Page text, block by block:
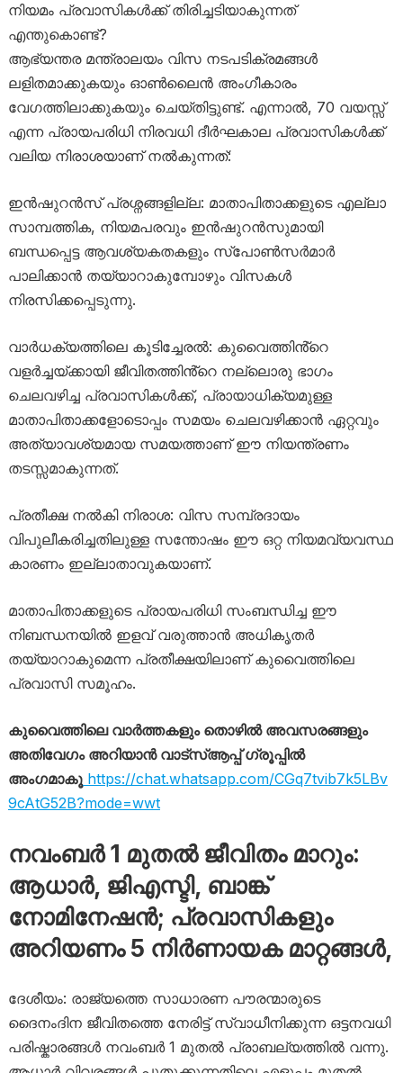
നിയമം പ്രവാസികൾക്ക് തിരിച്ചടിയാകുന്നത്
എന്തുകൊണ്ട്?
ആഭ്യന്തര മന്ത്രാലയം വിസ നടപടിക്രമങ്ങൾ
ലളിതമാക്കുകയും ഓൺലൈൻ അംഗീകാരം
വേഗത്തിലാക്കുകയും ചെയ്തിട്ടുണ്ട്. എന്നാൽ, 70 വയസ്സ്
എന്ന പ്രായപരിധി നിരവധി ദീർഘകാല പ്രവാസികൾക്ക്
വലിയ നിരാശയാണ് നൽകുന്നത്:
ഇൻഷുറൻസ് പ്രശ്നങ്ങളില്ല: മാതാപിതാക്കളുടെ എല്ലാ
സാമ്പത്തിക, നിയമപരവും ഇൻഷുറൻസുമായി
ബന്ധപ്പെട്ട ആവശ്യകതകളും സ്പോൺസർമാർ
പാലിക്കാൻ തയ്യാറാകുമ്പോഴും വിസകൾ
നിരസിക്കപ്പെടുന്നു.
വാർധക്യത്തിലെ കൂടിച്ചേരൽ: കുവൈത്തിൻ്റെ
വളർച്ചയ്ക്കായി ജീവിതത്തിൻ്റെ നല്ലൊരു ഭാഗം
ചെലവഴിച്ച പ്രവാസികൾക്ക്, പ്രായാധിക്യമുള്ള
മാതാപിതാക്കളോടൊപ്പം സമയം ചെലവഴിക്കാൻ ഏറ്റവും
അത്യാവശ്യമായ സമയത്താണ് ഈ നിയന്ത്രണം
തടസ്സമാകുന്നത്.
പ്രതീക്ഷ നൽകി നിരാശ: വിസ സമ്പ്രദായം
വിപുലീകരിച്ചതിലുള്ള സന്തോഷം ഈ ഒറ്റ നിയമവ്യവസ്ഥ
കാരണം ഇല്ലാതാവുകയാണ്.
മാതാപിതാക്കളുടെ പ്രായപരിധി സംബന്ധിച്ച ഈ
നിബന്ധനയിൽ ഇളവ് വരുത്താൻ അധികൃതർ
തയ്യാറാകുമെന്ന പ്രതീക്ഷയിലാണ് കുവൈത്തിലെ
പ്രവാസി സമൂഹം.
കുവൈത്തിലെ വാർത്തകളും തൊഴിൽ അവസരങ്ങളും
അതിവേഗം അറിയാൻ വാട്സ്ആപ്പ് ഗ്രൂപ്പിൽ
അംഗമാകൂhttps://chat.whatsapp.com/CGq7tvib7k5LBv
9cAtG52B?mode=wwt
നവംബർ 1 മുതൽ ജീവിതം മാറും:
ആധാർ, ജിഎസ്ടി, ബാങ്ക്
നോമിനേഷൻ; പ്രവാസികളും
അറിയണം 5 നിർണായക മാറ്റങ്ങൾ,
ദേശീയം: രാജ്യത്തെ സാധാരണ പൗരന്മാരുടെ
ദൈനംദിന ജീവിതത്തെ നേരിട്ട് സ്വാധീനിക്കുന്ന ഒട്ടനവധി
പരിഷ്കാരങ്ങൾ നവംബർ 1 മുതൽ പ്രാബല്യത്തിൽ വന്നു.